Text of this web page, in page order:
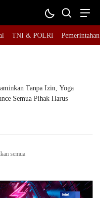
TNI & POLRI Pemerintahan
Tanpa Izin, Yoga
Semua Pihak Harus
semua